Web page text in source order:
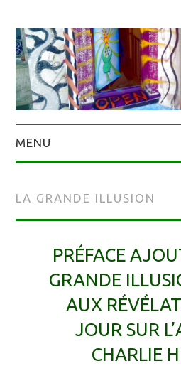
MENU
LA GRANDE ILLUSION
PRÉFACE
GRANDE
AUX
JOUR SUR
CHARLIE